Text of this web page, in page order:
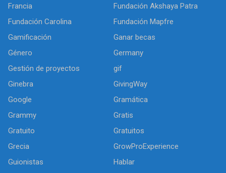
Francia
Fundación Akshaya Patra
Fundación Carolina
Fundación Mapfre
Gamificación
Ganar becas
Género
Germany
Gestión de proyectos
gif
Ginebra
GivingWay
Google
Gramática
Grammy
Gratis
Gratuito
Gratuitos
Grecia
GrowProExperience
Guionistas
Hablar